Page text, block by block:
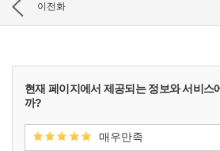
이전화
현재 페이지에서 제공되는 정보와 서비스
까?
매우만족